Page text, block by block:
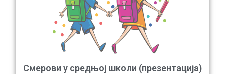
Смерови у средњој школи (презентација)